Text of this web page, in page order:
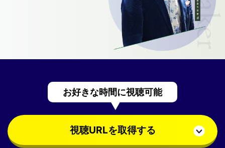
お好きな時間に視聴可能
視聴URLを取得する